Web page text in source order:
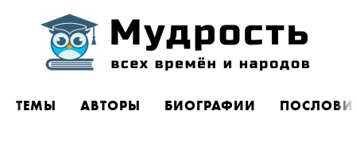
ТЕМЫ АВТОРЫ БИОГРАФИИ